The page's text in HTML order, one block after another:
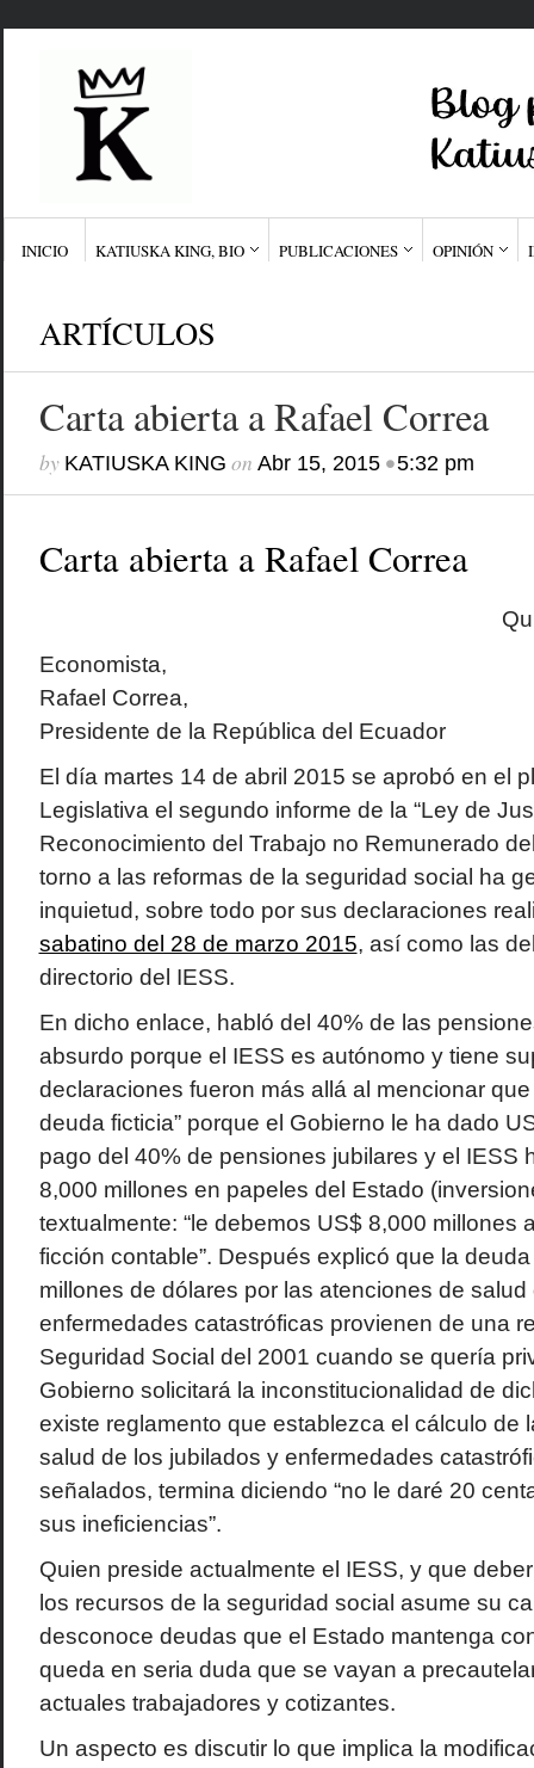
INICIO KATIUSKA KING, BIO PUBLICACIONES OPINIÓN
ARTÍCULOS
Carta abierta a Rafael Correa
by KATIUSKA KING on Abr 15, 2015•5:32 pm
Carta abierta a Rafael Correa
Economista,
Rafael Correa,
Presidente de la República del Ecuador
El día martes 14 de abril 2015 se aprobó en el
Legislativa el segundo informe de la “Ley de
Reconocimiento del Trabajo no Remunerado
torno a las reformas de la seguridad social ha
inquietud, sobre todo por sus declaraciones
sabatino del 28 de marzo 2015, así como las
directorio del IESS.
En dicho enlace, habló del 40% de las
absurdo porque el IESS es autónomo y tiene
declaraciones fueron más allá al mencionar que
deuda ficticia” porque el Gobierno le ha dado
pago del 40% de pensiones jubilares y el IESS
8,000 millones en papeles del Estado
textualmente: “le debemos US$ 8,000 millones
ficción contable”. Después explicó que la
millones de dólares por las atenciones de
enfermedades catastróficas provienen de una
Seguridad Social del 2001 cuando se quería
Gobierno solicitará la inconstitucionalidad de
existe reglamento que establezca el cálculo de
salud de los jubilados y enfermedades
señalados, termina diciendo “no le daré 20
sus ineficiencias”.
Quien preside actualmente el IESS, y que
los recursos de la seguridad social asume su
desconoce deudas que el Estado mantenga
queda en seria duda que se vayan a
actuales trabajadores y cotizantes.
Un aspecto es discutir lo que implica la